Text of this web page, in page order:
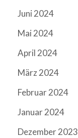
Juni 2024
Mai 2024
April 2024
März 2024
Februar 2024
Januar 2024
Dezember 2023